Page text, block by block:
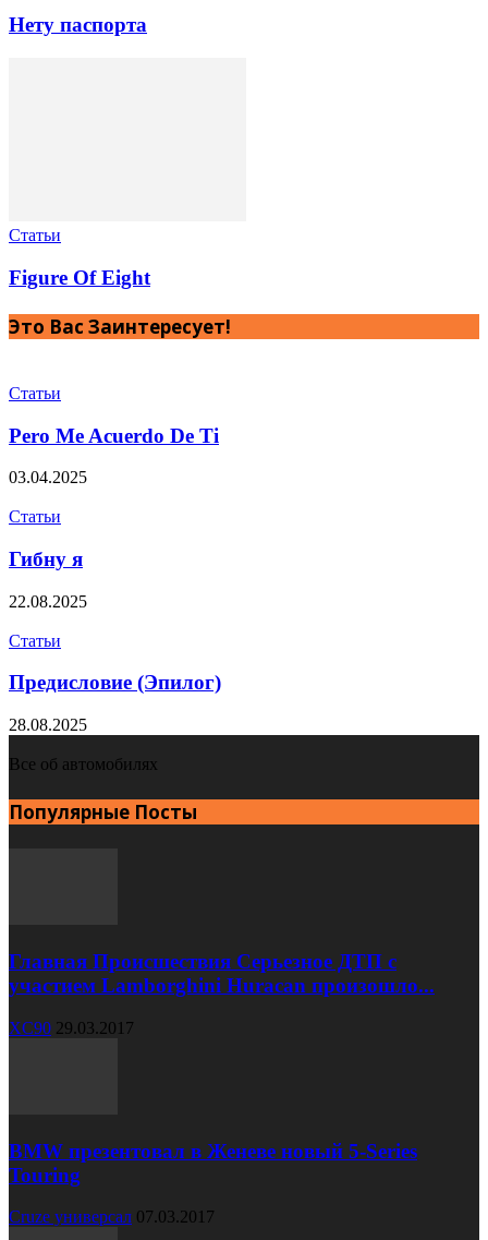
Нету паспорта
Статьи
Figure Of Eight
Это Вас Заинтересует!
Статьи
Pero Me Acuerdo De Ti
03.04.2025
Статьи
Гибну я
22.08.2025
Статьи
Предисловие (Эпилог)
28.08.2025
Все об автомобилях
Популярные Посты
Главная Происшествия Серьезное ДТП с
участием Lamborghini Huracan произошло...
XC90 29.03.2017
BMW презентовал в Женеве новый 5-Series
Touring
Cruze универсал 07.03.2017